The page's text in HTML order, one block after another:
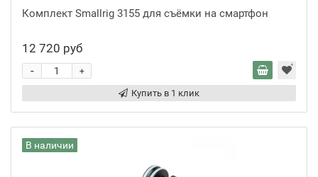
Комплект Smallrig 3155 для съёмки на смартфон
12 720 руб
+
-
Купить в 1 клик
В наличии